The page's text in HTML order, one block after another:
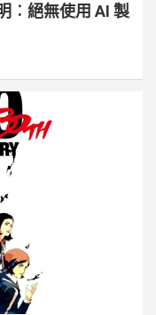
︰絕無使用 AI 製